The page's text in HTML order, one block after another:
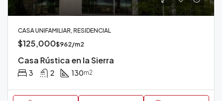
CASA UNIFAMILIAR, RESIDENCIAL
$125,000$962/m2
Casa Rústica en la Sierra
3 2 130m2